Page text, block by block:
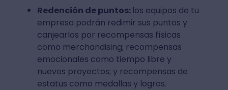
Redención de puntos: los equipos de tu
empresa podrán redimir sus puntos y
canjearlos por recompensas físicas
como merchandising; recompensas
emocionales como tiempo libre y
nuevos proyectos; y recompensas de
estatus como medallas y logros.